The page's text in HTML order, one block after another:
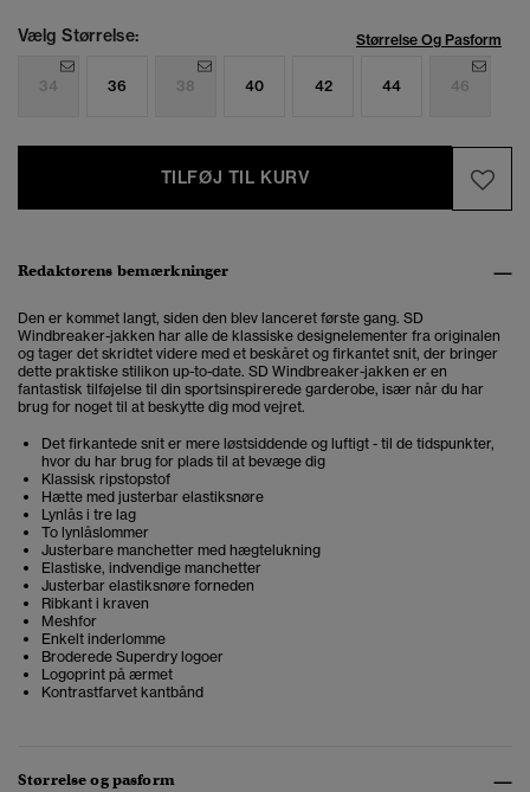
Vælg Størrelse: Størrelse Og Pasform
34 36 38 40 42 44 46
TILFØJ TIL KURV
Redaktørens bemærkninger
Den er kommet langt, siden den blev lanceret første gang. SD
Windbreaker-jakken har alle de klassiske designelementer fra originalen
og tager det skridtet videre med et beskåret og firkantet snit, der bringer
dette praktiske stilikon up-to-date. SD Windbreaker-jakken er en
fantastisk tilføjelse til din sportsinspirerede garderobe, især når du har
brug for noget til at beskytte dig mod vejret.
Det firkantede snit er mere løstsiddende og luftigt - til de tidspunkter,
hvor du har brug for plads til at bevæge dig
Klassisk ripstopstof
Hætte med justerbar elastiksnøre
Lynlås i tre lag
To lynlåslommer
Justerbare manchetter med hægtelukning
Elastiske, indvendige manchetter
Justerbar elastiksnøre forneden
Ribkant i kraven
Meshfor
Enkelt inderlomme
Broderede Superdry logoer
Logoprint på ærmet
Kontrastfarvet kantbånd
Størrelse og pasform